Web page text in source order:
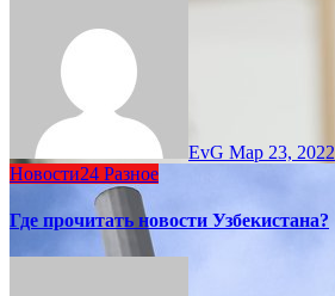
EvG Мар 23, 2022
Новости24 Разное
Где прочитать новости Узбекистана?